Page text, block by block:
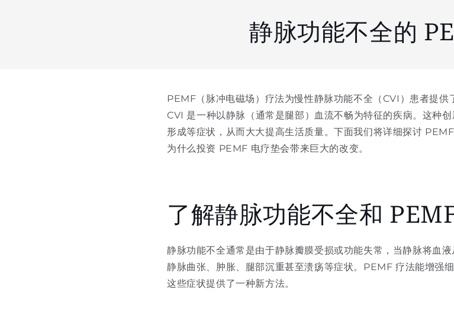
静脉功能不全的
PEMF（脉冲电磁场）疗法为慢性静脉功能不全（CVI）患者提供
CVI 是一种以静脉（通常是腿部）血流不畅为特征的疾病。这种
形成等症状，从而大大提高生活质量。下面我们将详细探讨
为什么投资 PEMF 电疗垫会带来巨大的改变。
了解静脉功能不全和
静脉功能不全通常是由于静脉瓣膜受损或功能失常，当静脉将血
静脉曲张、肿胀、腿部沉重甚至溃疡等症状。PEMF 疗法能增强
这些症状提供了一种新方法。